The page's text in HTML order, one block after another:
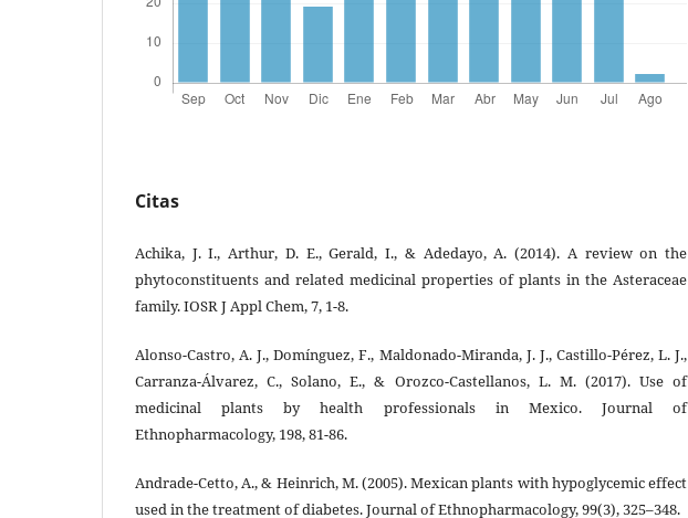
Citas
Achika, J. I., Arthur, D. E., Gerald, I., & Adedayo, A. (2014). A review on the
phytoconstituents and related medicinal properties of plants in the Asteraceae
family. IOSR J Appl Chem, 7, 1-8.
Alonso-Castro, A. J., Domínguez, F., Maldonado-Miranda, J. J., Castillo-Pérez, L. J.,
Carranza-Álvarez, C., Solano, E., & Orozco-Castellanos, L. M. (2017). Use of
medicinal plants by health professionals in Mexico. Journal of
Ethnopharmacology, 198, 81-86.
Andrade-Cetto, A., & Heinrich, M. (2005). Mexican plants with hypoglycemic effect
used in the treatment of diabetes. Journal of Ethnopharmacology, 99(3), 325–348.